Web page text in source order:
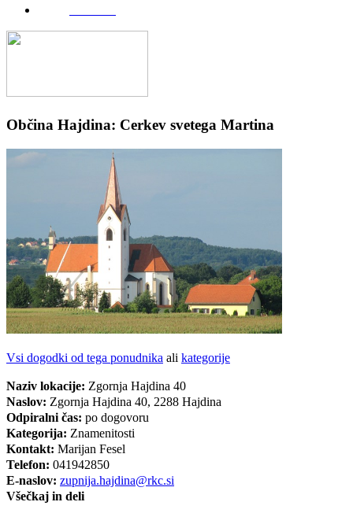
Občina Hajdina: Cerkev svetega Martina
Vsi dogodki od tega ponudnika ali kategorije
Naziv lokacije: Zgornja Hajdina 40
Naslov: Zgornja Hajdina 40, 2288 Hajdina
Odpiralni čas: po dogovoru
Kategorija: Znamenitosti
Kontakt: Marijan Fesel
Telefon: 041942850
E-naslov: zupnija.hajdina@rkc.si
Všečkaj in deli